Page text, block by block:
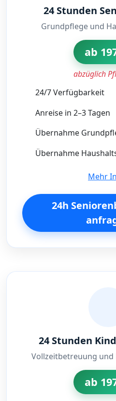
24 Stunden
Grundpflege und
ab
abzüglich
24/7 Verfügbarkeit
Anreise in 2–3 Tagen
Übernahme
Übernahme
Mehr
24h
24 Stunden
Vollzeitbetreuung und
ab